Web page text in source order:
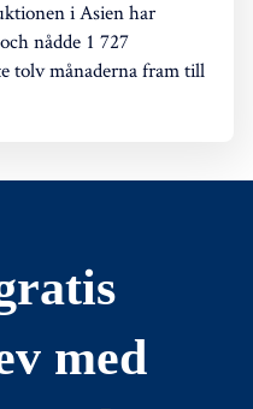
i Asien har
nådde 1 727
tolv månaderna fram till
med